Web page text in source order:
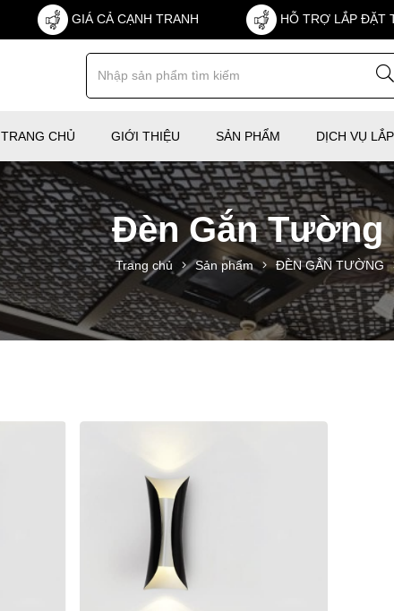
GIÁ CẢ CẠNH TRANH HỖ TRỢ LẮP ĐẶT
TRANG CHỦ GIỚI THIỆU SẢN PHẨM DỊCH VỤ
Đèn Gắn Tường
Trang chủ Sản phẩm ĐÈN GẮN TƯỜNG